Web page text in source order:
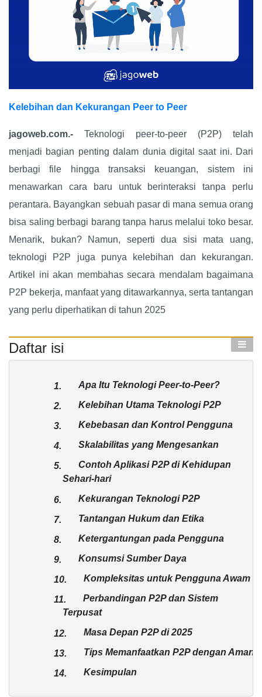
Kelebihan dan Kekurangan Peer to Peer
jagoweb.com.- Teknologi peer-to-peer (P2P) telah
menjadi bagian penting dalam dunia digital saat ini. Dari
berbagi file hingga transaksi keuangan, sistem ini
menawarkan cara baru untuk berinteraksi tanpa perlu
perantara. Bayangkan sebuah pasar di mana semua orang
bisa saling berbagi barang tanpa harus melalui toko besar.
Menarik, bukan? Namun, seperti dua sisi mata uang,
teknologi P2P juga punya kelebihan dan kekurangan.
Artikel ini akan membahas secara mendalam bagaimana
P2P bekerja, manfaat yang ditawarkannya, serta tantangan
yang perlu diperhatikan di tahun 2025
Daftar isi
1. Apa Itu Teknologi Peer-to-Peer?
2. Kelebihan Utama Teknologi P2P
3. Kebebasan dan Kontrol Pengguna
4. Skalabilitas yang Mengesankan
5.
Contoh Aplikasi P2P di Kehidupan
Sehari-hari
6. Kekurangan Teknologi P2P
7. Tantangan Hukum dan Etika
8. Ketergantungan pada Pengguna
9. Konsumsi Sumber Daya
10. Kompleksitas untuk Pengguna Awam
11.
Perbandingan P2P dan Sistem
Terpusat
12. Masa Depan P2P di 2025
13. Tips Memanfaatkan P2P dengan Aman
14. Kesimpulan